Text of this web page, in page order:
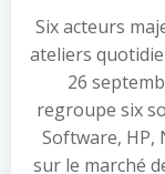
Six acteurs
ateliers
26
regroupe six
Software, HP,
sur le marché